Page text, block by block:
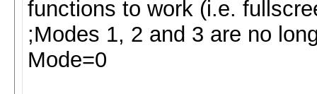
functions to work (i.e.
;Modes 1, 2 and 3 are no
Mode=0